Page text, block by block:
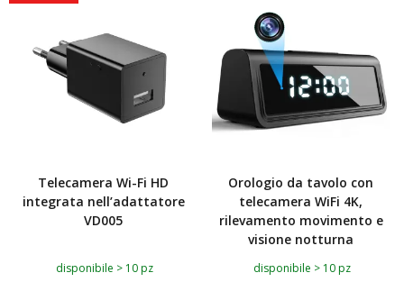
Telecamera Wi-Fi HD
integrata nell’adattatore
VD005
disponibile > 10 pz
Orologio da tavolo con
telecamera WiFi 4K,
rilevamento movimento e
visione notturna
disponibile > 10 pz